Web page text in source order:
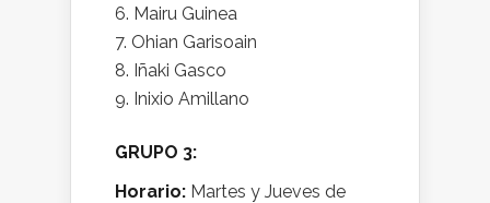
Mairu Guinea
Ohian Garisoain
Iñaki Gasco
Inixio Amillano
GRUPO 3:
Horario: Martes y Jueves de